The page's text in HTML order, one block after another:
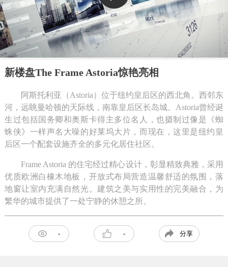
新楼盘The Frame Astoria惊艳亮相
阿斯托利亚（Astoria）位于纽约皇后区的西北角。西邻东
河，远眺曼哈顿的天际线，南靠皇后区长岛城。 Astoria曾经诞
生过包括国务卿和奥斯卡得主多位名人，也摄制过像是《蜘
蛛侠》一样声名大噪的好莱坞大片，而现在，这里是纽约皇
后区一个配套设施齐全的多元化居住社区。
Frame Astoria 的住宅经过精心设计，彰显精致典雅，采用
优质欧洲白橡木地板，开放式布局营造温馨舒适的氛围，落
地窗让室内充满自然光。建筑之美与实用性的完美融合，为
繁华的城市提供了一处宁静的休憩之所。
- - 分享